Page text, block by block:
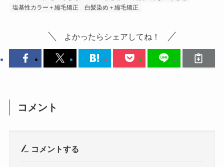
塩基性カラー＋縮毛矯正
白髪染め＋縮毛矯正
よかったらシェアしてね！
コメント
コメントする